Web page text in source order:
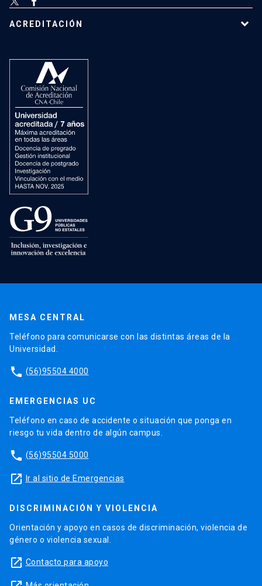
ACREDITACIÓN
MESA CENTRAL
Teléfono para comunicarse con las distintas áreas de la
Universidad.
phone (56)95504 4000
EMERGENCIAS UC
Teléfono en caso de accidente o situación que ponga en
riesgo tu vida dentro de algún campus.
phone (56)95504 5000
launch Ir al sitio de Emergencias
DISCRIMINACIÓN Y VIOLENCIA
Orientación y apoyo en casos de discriminación, violencia de
género o violencia sexual.
launch Contacto para apoyo